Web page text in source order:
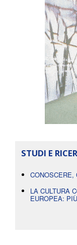
STUDI E
LA CULTURA
EUROPEA: